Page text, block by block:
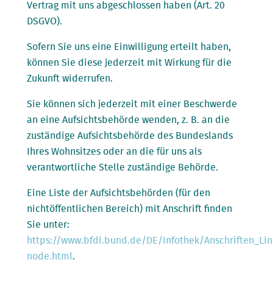
Vertrag mit uns abgeschlossen haben (Art. 20
DSGVO).
Sofern Sie uns eine Einwilligung erteilt haben,
können Sie diese jederzeit mit Wirkung für die
Zukunft widerrufen.
Sie können sich jederzeit mit einer Beschwerde
an eine Aufsichtsbehörde wenden, z. B. an die
zuständige Aufsichtsbehörde des Bundeslands
Ihres Wohnsitzes oder an die für uns als
verantwortliche Stelle zuständige Behörde.
Eine Liste der Aufsichtsbehörden (für den
nichtöffentlichen Bereich) mit Anschrift finden
Sie unter:
https://www.bfdi.bund.de/DE/Infothek/
node.html .